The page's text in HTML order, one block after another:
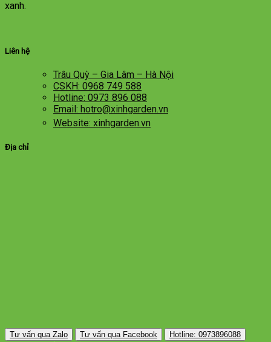
xanh.
Liên hệ
Trâu Quỳ – Gia Lâm – Hà Nội
CSKH: 0968 749 588
Hotline: 0973 896 088
Email: hotro@xinhgarden.vn
Website: xinhgarden.vn
Địa chỉ
Tư vấn qua Zalo Tư vấn qua Facebook Hotline: 0973896088